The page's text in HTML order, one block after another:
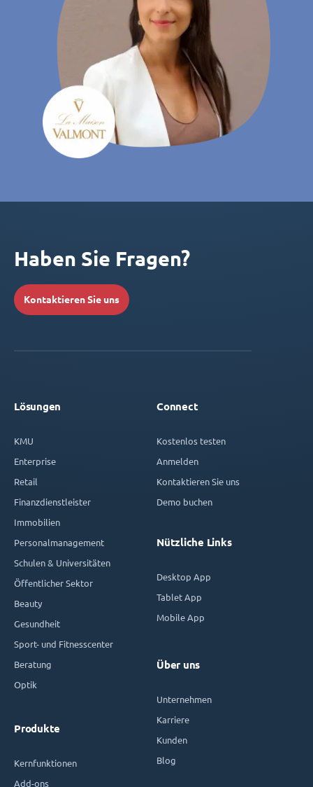
Haben Sie Fragen?
Kontaktieren Sie uns
Lösungen
KMU
Enterprise
Retail
Finanzdienstleister
Immobilien
Personalmanagement
Schulen & Universitäten
Öffentlicher Sektor
Beauty
Gesundheit
Sport- und Fitnesscenter
Beratung
Optik
Produkte
Kernfunktionen
Add-ons
Connect
Kostenlos testen
Anmelden
Kontaktieren Sie uns
Demo buchen
Nützliche Links
Desktop App
Tablet App
Mobile App
Über uns
Unternehmen
Karriere
Kunden
Blog